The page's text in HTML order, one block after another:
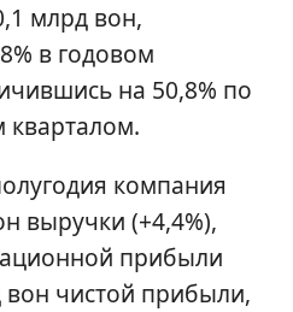
млрд вон,
в годовом
на 50,8% по
компания
выручки (+4,4%),
прибыли
вон чистой прибыли,